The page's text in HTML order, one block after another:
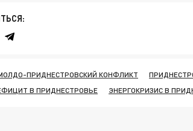
ПРИДНЕСТРОВСКИЙ КОНФЛИКТ
В ПРИДНЕСТРОВЬЕ
ЭНЕРГОКРИЗИС В